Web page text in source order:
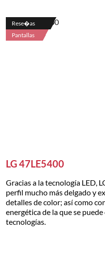
Rese�as
Pantallas
LG 47LE5400
Gracias a la tecnología LED,
perfil mucho más delgado y
detalles de color; así como
energética de la que se
tecnologías.